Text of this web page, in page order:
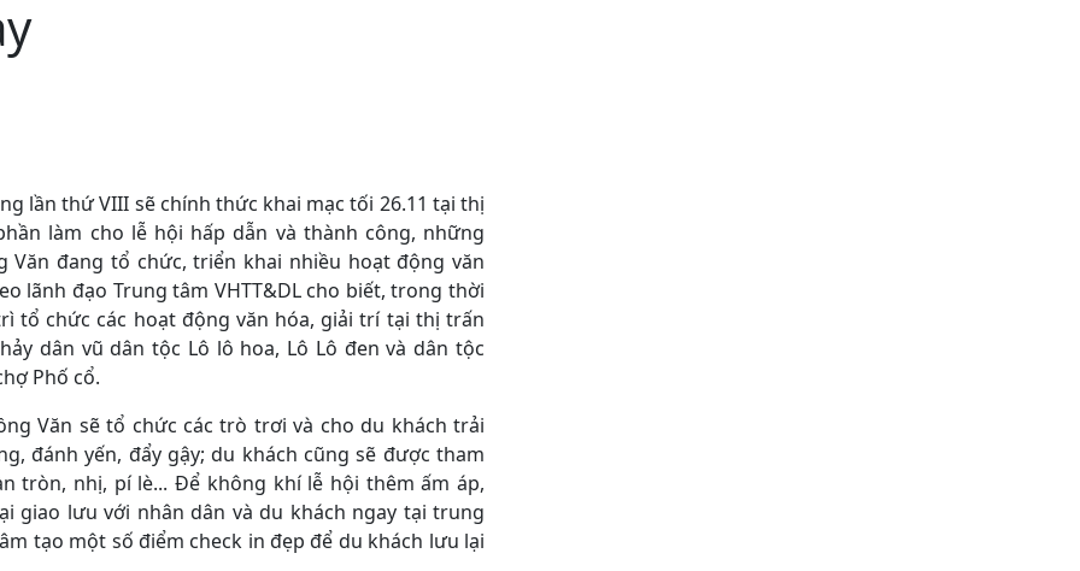
lần thứ VIII sẽ chính thức khai mạc tối 26.11 tại thị
làm cho lễ hội hấp dẫn và thành công, những
Văn đang tổ chức, triển khai nhiều hoạt động văn
lãnh đạo Trung tâm VHTT&DL cho biết, trong thời
tổ chức các hoạt động văn hóa, giải trí tại thị trấn
dân vũ dân tộc Lô lô hoa, Lô Lô đen và dân tộc
Phố cổ.
Văn sẽ tổ chức các trò trơi và cho du khách trải
đánh yến, đẩy gậy; du khách cũng sẽ được tham
tròn, nhị, pí lè... Để không khí lễ hội thêm ấm áp,
giao lưu với nhân dân và du khách ngay tại trung
tạo một số điểm check in đẹp để du khách lưu lại